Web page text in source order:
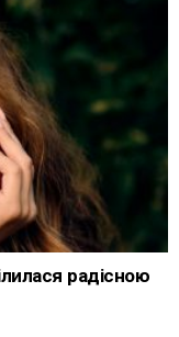
радісною